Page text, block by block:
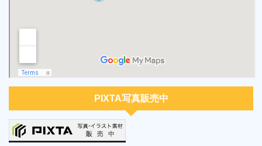
PIXTA写真販売中